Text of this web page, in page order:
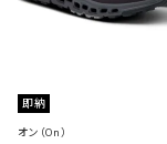
即納
オン（On）